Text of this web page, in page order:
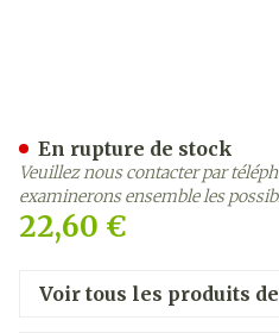
22,60 €
En rupture de stock
Veuillez nous contacter par
examinerons ensemble les
Voir tous les produits